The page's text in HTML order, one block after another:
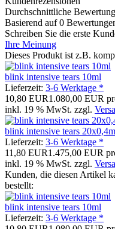
Durchschnittliche
Basierend auf 0
Schreiben Sie die erste
Ihre Meinung
Dieses Produkt ist z.B.
blink intensive tears 10ml
Lieferzeit: 3-6 Werktage *
10,80 EUR1.080,00 EUR
inkl. 19 % MwSt. zzgl.
blink intensive tears
Lieferzeit: 3-6 Werktage *
11,80 EUR1.475,00 EUR
inkl. 19 % MwSt. zzgl.
Kunden, die diesen Artikel
bestellt:
blink intensive tears 10ml
Lieferzeit: 3-6 Werktage *